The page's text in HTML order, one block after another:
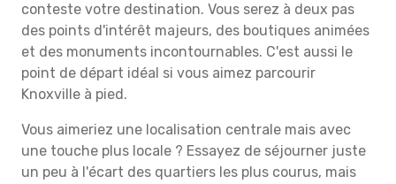
conteste votre destination. Vous serez à deux pas
des points d'intérêt majeurs, des boutiques animées
et des monuments incontournables. C'est aussi le
point de départ idéal si vous aimez parcourir
Knoxville à pied.
Vous aimeriez une localisation centrale mais avec
une touche plus locale ? Essayez de séjourner juste
un peu à l'écart des quartiers les plus courus, mais